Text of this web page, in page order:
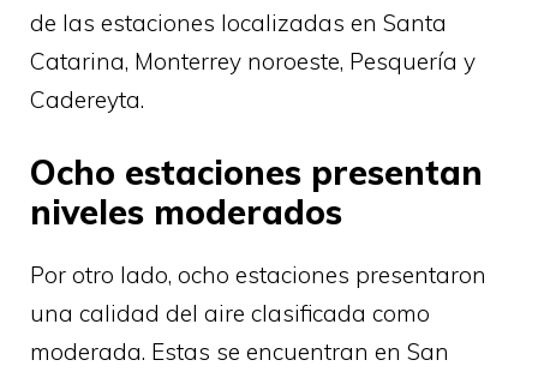
de las estaciones localizadas en Santa
Catarina, Monterrey noroeste, Pesquería y
Cadereyta.
Ocho estaciones presentan
niveles moderados
Por otro lado, ocho estaciones presentaron
una calidad del aire clasificada como
moderada. Estas se encuentran en San